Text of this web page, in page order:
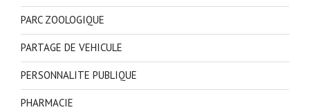
PARC ZOOLOGIQUE
PARTAGE DE VEHICULE
PERSONNALITE PUBLIQUE
PHARMACIE